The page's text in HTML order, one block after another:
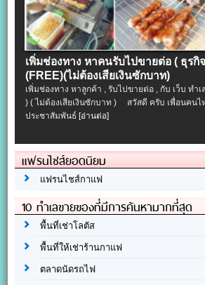
เพิ่มช่องทาง หาคนรับไปขายต่อ ( ธุรกิ
(FREE)(ไม่ต้องเสียเงินซักบาท)
เพิ่มช่องทาง หาลูกค้า , รับไปขายต่อ , กับ เว็บ ทำเ
) ( ไม่ต้องเสียเงินซักบาท ) สวัสดี ครับ เพื่อนคนไ
ประชาสัมพันธ์ [อ่านต่อ]
แฟรนไชส์ยอดนิยม
แฟรนไชส์กาแฟ
10 ทำเลขายของที่มีการค้นหามากที่สุด
พื้นที่เช่าโลตัส
พื้นที่ให้เช่าร้านกาแฟ
ตลาดนัดรถไฟ